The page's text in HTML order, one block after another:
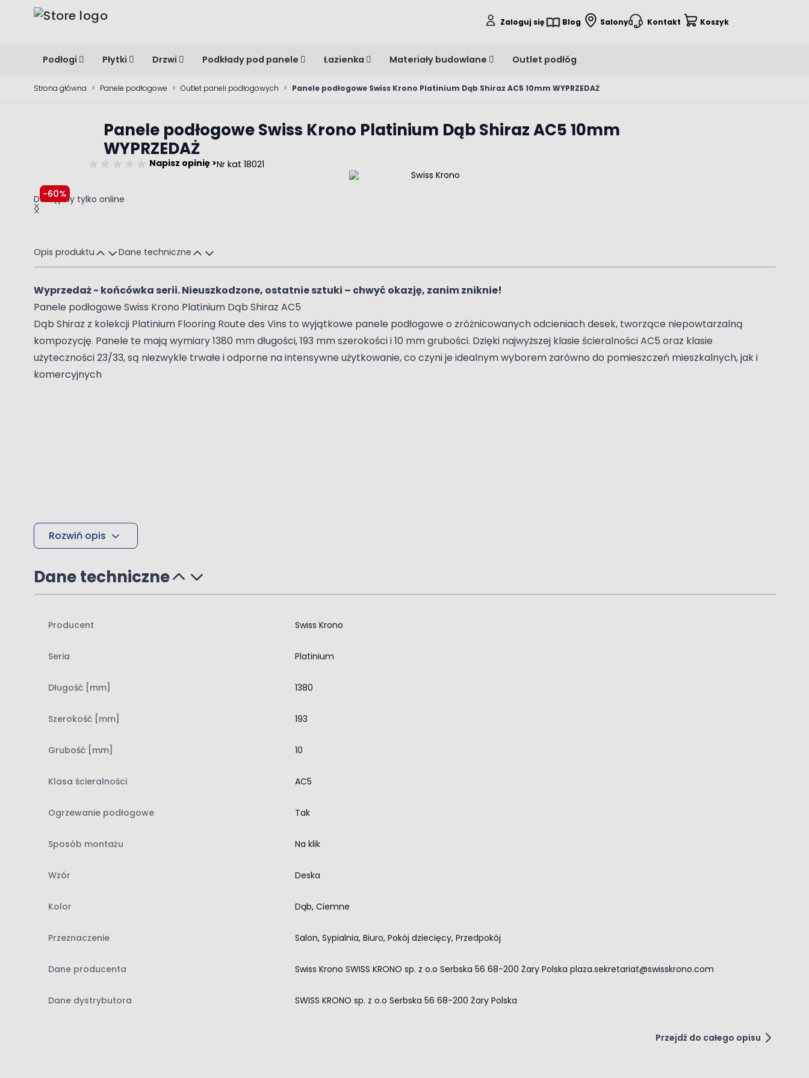
Przejdź do treści
Zaloguj się Blog Salony Kontakt Koszyk
Podłogi Płytki Drzwi Podkłady pod panele Łazienka Materiały budowlane Outlet podłóg
Strona główna > Panele podłogowe > Outlet paneli podłogowych > Panele podłogowe Swiss Krono Platinium Dąb Shiraz AC5 10mm WYPRZEDAŻ
Panele podłogowe Swiss Krono Platinium Dąb Shiraz AC5 10mm
WYPRZEDAŻ
Napisz opinię >Nr kat 18021
-60%
Dostępny tylko online
Main image
Click to view image in fullscreen
Opis produktu Dane techniczne
Wyprzedaż - końcówka serii. Nieuszkodzone, ostatnie sztuki – chwyć okazję, zanim zniknie!
Panele podłogowe Swiss Krono Platinium Dąb Shiraz AC5
Dąb Shiraz z kolekcji Platinium Flooring Route des Vins to wyjątkowe panele podłogowe o zróżnicowanych odcieniach desek, tworzące niepowtarzalną
kompozycję. Panele te mają wymiary 1380 mm długości, 193 mm szerokości i 10 mm grubości. Dzięki najwyższej klasie ścieralności AC5 oraz klasie
użyteczności 23/33, są niezwykle trwałe i odporne na intensywne użytkowanie, co czyni je idealnym wyborem zarówno do pomieszczeń mieszkalnych, jak i
komercyjnych
Rozwiń opis
Dane techniczne
Producent Swiss Krono
Seria Platinium
Długość [mm] 1380
Szerokość [mm] 193
Grubość [mm] 10
Klasa ścieralności AC5
Ogrzewanie podłogowe Tak
Sposób montażu Na klik
Wzór Deska
Kolor Dąb, Ciemne
Przeznaczenie Salon, Sypialnia, Biuro, Pokój dziecięcy, Przedpokój
Dane producenta Swiss Krono SWISS KRONO sp. z o.o Serbska 56 68-200 Żary Polska plaza.sekretariat@swisskrono.com
Dane dystrybutora SWISS KRONO sp. z o.o Serbska 56 68-200 Żary Polska
Przejdź do całego opisu